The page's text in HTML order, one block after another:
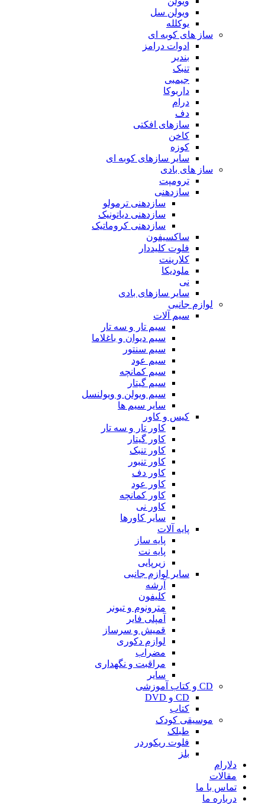
ویولن سل
یوکلله
ساز های کوبه ای
ادوات درامز
بندیر
تنبک
جیمبی
داربوکا
درام
دف
سازهای افکتی
کاخن
کوزه
سایر سازهای کوبه ای
ساز های بادی
ترومپت
سازدهنی
سازدهنی ترمولو
سازدهنی دیاتونیک
سازدهنی کروماتیک
ساکسیفون
فلوت کلیددار
کلارینت
ملودیکا
نی
سایر سازهای بادی
لوازم جانبی
سیم آلات
سیم تار و سه تار
سیم دیوان و باغلاما
سیم سنتور
سیم عود
سیم کمانچه
سیم گیتار
سیم ویولن و ویولنسل
سایر سیم ها
کیس و کاور
کاور تار و سه تار
کاور گیتار
کاور تنبک
کاور تنبور
کاور دف
کاور عود
کاور کمانچه
کاور نی
سایر کاورها
پایه آلات
پایه ساز
پایه نت
زیرپایی
سایر لوازم جانبی
آرشه
کلیفون
مترونوم و تیونر
آمپلی فایر
قمیش و سرساز
لوازم دکوری
مضراب
مراقبت و نگهداری
سایر
CD و کتاب آموزشی
CD و DVD
کتاب
موسیقی کودک
طبلک
فلوت ریکوردر
بلز
دلارام
مقالات
تماس با ما
درباره ما